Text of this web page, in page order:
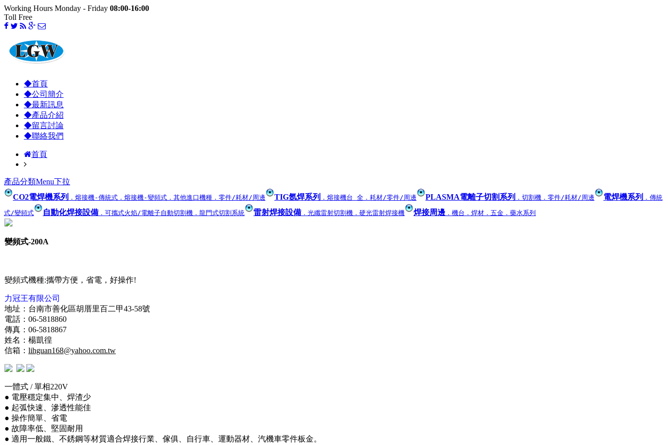
Working Hours Monday - Friday 08:00-16:00
Toll Free
◆首頁
◆公司簡介
◆最新訊息
◆產品介紹
◆留言討論
◆聯絡我們
首頁
產品分類Menu下拉
CO2電焊機系列 ．熔接機-傳統式 ．熔接機-變頻式 ．其他進口機種 ．零件/耗材/周邊 TIG氬焊系列 ．熔接機台 全 ．耗材/零件/周邊 PLASMA電離子切割系列 ．切割機 ．零件/耗材/周邊 電焊機系列 ．傳統
式/變頻式 自動化焊接設備 ．可攜式火焰/電離子自動切割機 ．龍門式切割系統 雷射焊接設備 ．光纖雷射切割機 ．硬光雷射焊接機 焊接周邊 ．機台 ．焊材 ．五金 ．藥水系列
變頻式-200A
變頻式機種:攜帶方便，省電，好操作!
力冠王有限公司
地址：台南市善化區胡厝里百二甲43-58號
電話：06-5818860
傳真：06-5818867
姓名：楊凱徨
信箱： lihguan168@yahoo.com.tw
一體式 / 單相220V
● 電壓穩定集中、焊渣少
● 起弧快速、滲透性能佳
● 操作簡單、省電
● 故障率低、堅固耐用
● 適用一般鐵、不銹鋼等材質適合焊接行業、傢俱、自行車、運動器材、汽機車零件板金。